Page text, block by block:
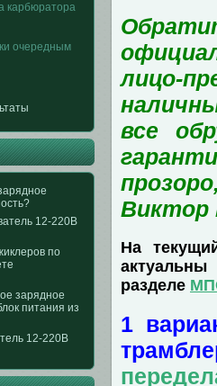
карбюратора
очередным
12-220В
по
зарядное
питания из
12-220В
лицо-
все
На
актуальны
разделе
1